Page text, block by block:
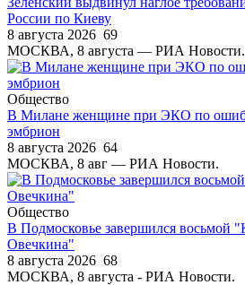
России по Киеву
8 августа 2026 69
МОСКВА, 8 августа — РИА Новости.
Общество
В Милане женщине при ЭКО по
эмбрион
8 августа 2026 64
МОСКВА, 8 авг — РИА Новости.
Общество
В Подмосковье завершился восьмой
Овечкина"
8 августа 2026 68
МОСКВА, 8 августа - РИА Новости.